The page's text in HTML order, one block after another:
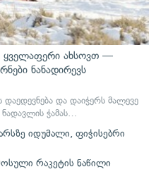
ყველაფერი ახსოვთ —
ნანადირევს
და დაიჭერს მალევე
ნადავლის ჭამას…
იდუმალი, ფიჭისებრი
რაკეტის ნაწილი